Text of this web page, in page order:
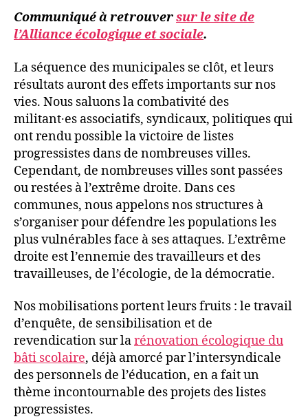
Communiqué à retrouversur le site de
l’Alliance écologique et sociale.
La séquence des municipales se clôt, et leurs
résultats auront des effets importants sur nos
vies. Nous saluons la combativité des
militant∙es associatifs, syndicaux, politiques qui
ont rendu possible la victoire de listes
progressistes dans de nombreuses villes.
Cependant, de nombreuses villes sont passées
ou restées à l’extrême droite. Dans ces
communes, nous appelons nos structures à
s’organiser pour défendre les populations les
plus vulnérables face à ses attaques. L’extrême
droite est l’ennemie des travailleurs et des
travailleuses, de l’écologie, de la démocratie.
Nos mobilisations portent leurs fruits : le travail
d’enquête, de sensibilisation et de
revendication sur larénovation écologique du
bâti scolaire, déjà amorcé par l’intersyndicale
des personnels de l’éducation, en a fait un
thème incontournable des projets des listes
progressistes.